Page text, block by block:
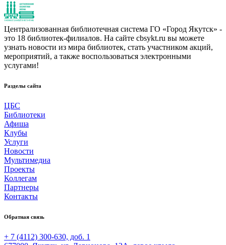
Централизованная библиотечная система ГО «Город Якутск» -
это 18 библиотек-филиалов. На сайте cbsykt.ru вы можете
узнать новости из мира библиотек, стать участником акций,
мероприятий, а также воспользоваться электронными
услугами!
Разделы сайта
ЦБС
Библиотеки
Афиша
Клубы
Услуги
Новости
Мультимедиа
Проекты
Коллегам
Партнеры
Контакты
Обратная связь
+ 7 (4112) 300-630, доб. 1